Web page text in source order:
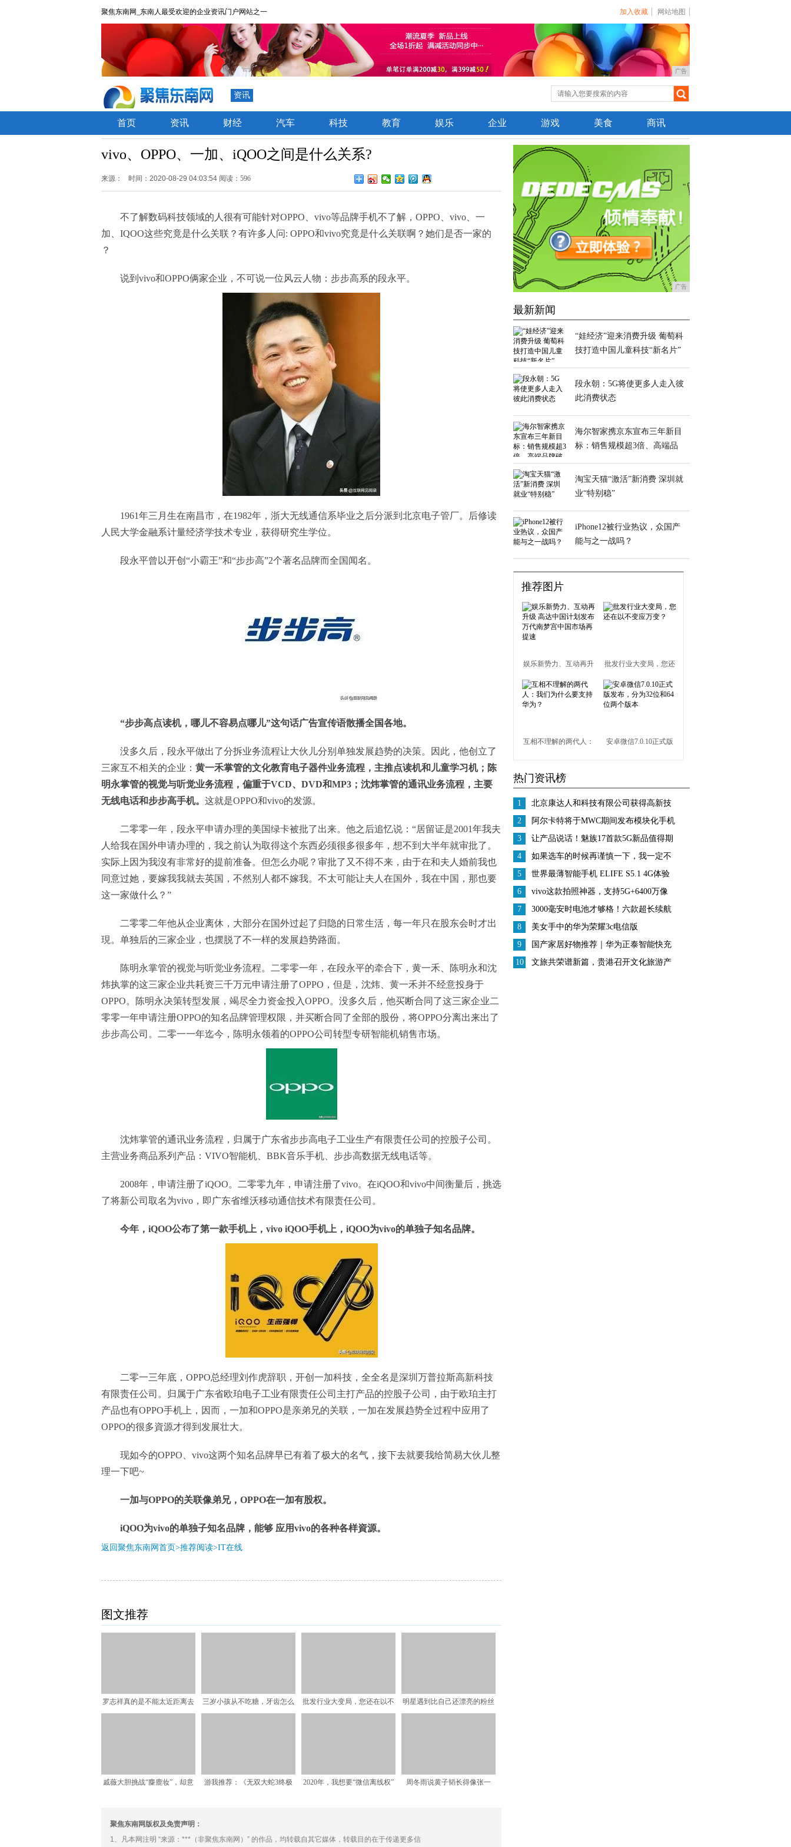
聚焦东南网_东南人最受欢迎的企业资讯门户网站之一 加入收藏 网站地图
广告
资讯
首页 资讯 财经 汽车 科技 教育 娱乐 企业 游戏 美食 商讯
vivo、OPPO、一加、iQOO之间是什么关系?
来源： 时间：2020-08-29 04:03:54 阅读：596
不了解数码科技领域的人很有可能针对OPPO、vivo等品牌手机不了解，OPPO、vivo、一
加、IQOO这些究竟是什么关联？有许多人问: OPPO和vivo究竟是什么关联啊？她们是否一家的
？
说到vivo和OPPO俩家企业，不可说一位风云人物：步步高系的段永平。
1961年三月生在南昌市，在1982年，浙大无线通信系毕业之后分派到北京电子管厂。后修读
人民大学金融系计量经济学技术专业，获得研究生学位。
段永平曾以开创“小霸王”和“步步高”2个著名品牌而全国闻名。
“步步高点读机，哪儿不容易点哪儿”这句话广告宣传语散播全国各地。
没多久后，段永平做出了分拆业务流程让大伙儿分别单独发展趋势的决策。因此，他创立了
三家互不相关的企业： 黄一禾掌管的文化教育电子器件业务流程，主推点读机和儿童学习机；陈
明永掌管的视觉与听觉业务流程，偏重于VCD、DVD和MP3；沈炜掌管的通讯业务流程，主要
无线电话和步步高手机。 这就是OPPO和vivo的发源。
二零零一年，段永平申请办理的美国绿卡被批了出来。他之后追忆说：“居留证是2001年我夫
人给我在国外申请办理的，我之前认为取得这个东西必须很多很多年，想不到大半年就审批了。
实际上因为我沒有非常好的提前准备。但怎么办呢？审批了又不得不来，由于在和夫人婚前我也
同意过她，要嫁我我就去英国，不然别人都不嫁我。不太可能让夫人在国外，我在中国，那也要
这一家做什么？”
二零零二年他从企业离休，大部分在国外过起了归隐的日常生活，每一年只在股东会时才出
現。单独后的三家企业，也摆脱了不一样的发展趋势路面。
陈明永掌管的视觉与听觉业务流程。二零零一年，在段永平的牵合下，黄一禾、陈明永和沈
炜执掌的这三家企业共耗资三千万元申请注册了OPPO，但是，沈炜、黄一禾并不经意投身于
OPPO。陈明永决策转型发展，竭尽全力资金投入OPPO。没多久后，他买断合同了这三家企业二
零零一年申请注册OPPO的知名品牌管理权限，并买断合同了全部的股份，将OPPO分离出来出了
步步高公司。二零一一年迄今，陈明永领着的OPPO公司转型专研智能机销售市场。
沈炜掌管的通讯业务流程，归属于广东省步步高电子工业生产有限责任公司的控股子公司。
主营业务商品系列产品：VIVO智能机、BBK音乐手机、步步高数据无线电话等。
2008年，申请注册了iQOO。二零零九年，申请注册了vivo。在iQOO和vivo中间衡量后，挑选
了将新公司取名为vivo，即广东省维沃移动通信技术有限责任公司。
今年，iQOO公布了第一款手机上，vivo iQOO手机上，iQOO为vivo的单独子知名品牌。
二零一三年底，OPPO总经理刘作虎辞职，开创一加科技，全全名是深圳万普拉斯高新科技
有限责任公司。归属于广东省欧珀电子工业有限责任公司主打产品的控股子公司，由于欧珀主打
产品也有OPPO手机上，因而，一加和OPPO是亲弟兄的关联，一加在发展趋势全过程中应用了
OPPO的很多資源才得到发展壮大。
现如今的OPPO、vivo这两个知名品牌早已有着了极大的名气，接下去就要我给简易大伙儿整
理一下吧~
一加与OPPO的关联像弟兄，OPPO在一加有股权。
iQOO为vivo的单独子知名品牌，能够 应用vivo的各种各样資源。
返回聚焦东南网首页>推荐阅读>IT在线
图文推荐
罗志祥真的是不能太近距离去
三岁小孩从不吃糖，牙齿怎么
批发行业大变局，您还在以不
明星遇到比自己还漂亮的粉丝
戚薇大胆挑战“麋鹿妆”，却意
游我推荐：《无双大蛇3终极
2020年，我想要“微信离线权”
周冬雨说黄子韬长得像张一
聚焦东南网版权及免责声明：
1、凡本网注明 “来源：***（非聚焦东南网）” 的作品，均转载自其它媒体，转载目的在于传递更多信
广告
最新新闻
“娃经济”迎来消费升级 葡萄科
技打造中国儿童科技“新名片”
段永朝：5G将使更多人走入彼
此消费状态
海尔智家携京东宣布三年新目
标：销售规模超3倍、高端品
淘宝天猫“激活”新消费 深圳就
业“特别稳”
iPhone12被行业热议，众国产
能与之一战吗？
推荐图片
娱乐新势力、互动再升
级 高达中国计划发布
万代南梦宫中国市场再
批发行业大变局，您还
在以不变应万变？
互相不理解的两代人：
为？
安卓微信7.0.10正式版
热门资讯榜
1
北京康达人和科技有限公司获得高新技
术企业证书
2
阿尔卡特将于MWC期间发布模块化手机
3
让产品说话！魅族17首款5G新品值得期
待，小米10的亮点他都有
4
如果选车的时候再谨慎一下，我一定不
会错过新自由光2.0T
5
世界最薄智能手机 ELIFE S5.1 4G体验
6
vivo这款拍照神器，支持5G+6400万像
素，网友：不建议入手
7
3000毫安时电池才够格！六款超长续航
手机强强推荐
8
美女手中的华为荣耀3c电信版
9
国产家居好物推荐｜华为正泰智能快充
插排
10
文旅共荣谱新篇，贵港召开文化旅游产